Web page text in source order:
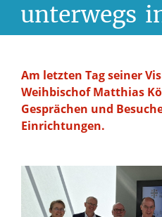
unterwegs
Am letzten Tag seiner
Weihbischof Matthias
Gesprächen und
Einrichtungen.